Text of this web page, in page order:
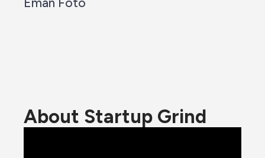
About Startup Grind